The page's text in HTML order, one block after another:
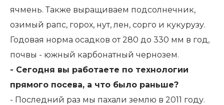
ячмень. Также выращиваем подсолнечник,
озимый рапс, горох, нут, лен, сорго и кукурузу.
Годовая норма осадков от 280 до 330 мм в год,
почвы - южный карбонатный чернозем.
- Сегодня вы работаете по технологии
прямого посева, а что было раньше?
- Последний раз мы пахали землю в 2011 году.